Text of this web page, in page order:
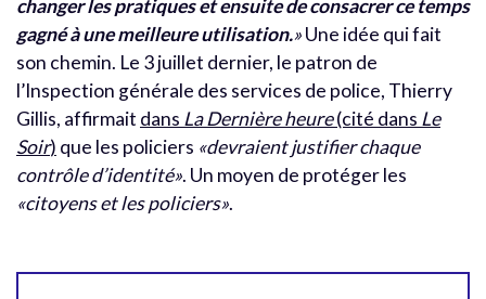
changer les pratiques et ensuite de consacrer ce temps
gagné à une meilleure utilisation.»Une idée qui fait
son chemin. Le 3 juillet dernier, le patron de
l’Inspection générale des services de police, Thierry
Gillis, affirmait dans La Dernière heure(cité dans Le
Soir) que les policiers «devraient justifier chaque
contrôle d’identité». Un moyen de protéger les
«citoyens et les policiers».